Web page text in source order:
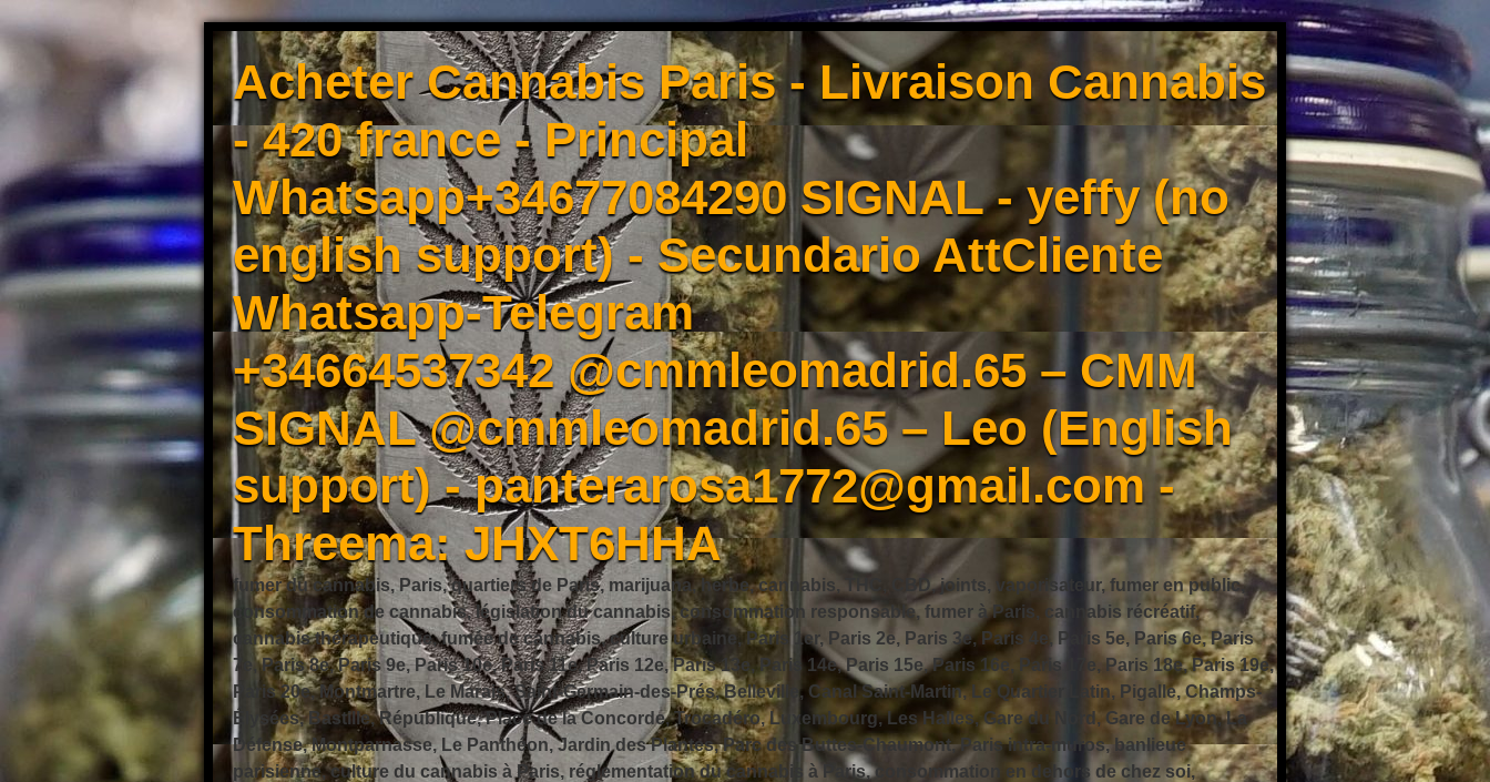
Acheter Cannabis Paris - Livraison Cannabis
- 420 france - Principal
Whatsapp+34677084290 SIGNAL - yeffy (no
english support) - Secundario AttCliente
Whatsapp-Telegram
+34664537342 @cmmleomadrid.65 – CMM
SIGNAL @cmmleomadrid.65 – Leo (English
support) - panterarosa1772@gmail.com -
Threema: JHXT6HHA
fumer du cannabis, Paris, quartiers de Paris, marijuana, herbe, cannabis, THC, CBD, joints, vaporisateur, fumer en public,
consommation de cannabis, législation du cannabis, consommation responsable, fumer à Paris, cannabis récréatif,
cannabis thérapeutique, fumée de cannabis, culture urbaine, Paris 1er, Paris 2e, Paris 3e, Paris 4e, Paris 5e, Paris 6e, Paris
7e, Paris 8e, Paris 9e, Paris 10e, Paris 11e, Paris 12e, Paris 13e, Paris 14e, Paris 15e, Paris 16e, Paris 17e, Paris 18e, Paris 19e,
Paris 20e, Montmartre, Le Marais, Saint-Germain-des-Prés, Belleville, Canal Saint-Martin, Le Quartier Latin, Pigalle, Champs-
Élysées, Bastille, République, Place de la Concorde, Trocadéro, Luxembourg, Les Halles, Gare du Nord, Gare de Lyon, La
Défense, Montparnasse, Le Panthéon, Jardin des Plantes, Parc des Buttes-Chaumont, Paris intra-muros, banlieue
parisienne, culture du cannabis à Paris, réglementation du cannabis à Paris, consommation en dehors de chez soi,